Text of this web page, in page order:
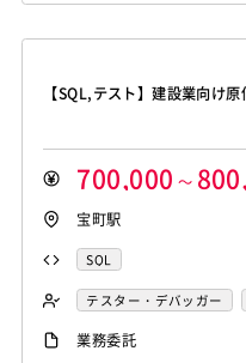
【SQL,テスト】建設業向け
700,000 ～
宝町駅
SQL
テスター・デバッガー
業務委託